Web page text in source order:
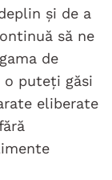
și de a
să ne
de
o puteți găsi
eliberate